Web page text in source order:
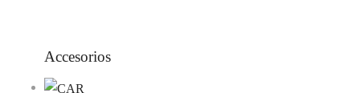
Accesorios